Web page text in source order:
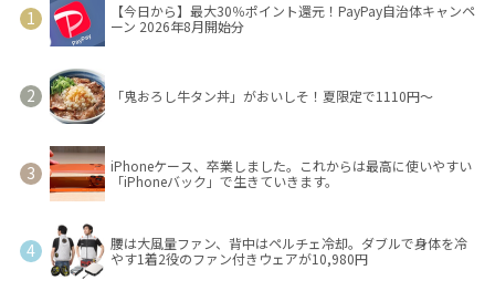
【今日から】最大30％ポイント還元！PayPay自治体キャンペ
ーン 2026年8月開始分
「鬼おろし牛タン丼」がおいしそ！夏限定で1110円～
iPhoneケース、卒業しました。これからは最高に使いやすい
「iPhoneバック」で生きていきます。
腰は大風量ファン、背中はペルチェ冷却。ダブルで身体を冷
やす1着2役のファン付きウェアが10,980円